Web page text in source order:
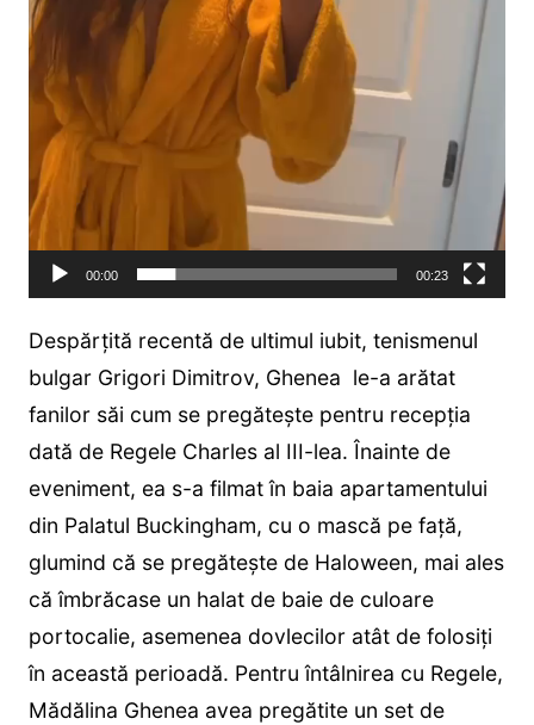
00:00 00:23
Despărțită recentă de ultimul iubit, tenismenul
bulgar Grigori Dimitrov, Ghenea le-a arătat
fanilor săi cum se pregătește pentru recepția
dată de Regele Charles al III-lea. Înainte de
eveniment, ea s-a filmat în baia apartamentului
din Palatul Buckingham, cu o mască pe față,
glumind că se pregătește de Haloween, mai ales
că îmbrăcase un halat de baie de culoare
portocalie, asemenea dovlecilor atât de folosiți
în această perioadă. Pentru întâlnirea cu Regele,
Mădălina Ghenea avea pregătite un set de